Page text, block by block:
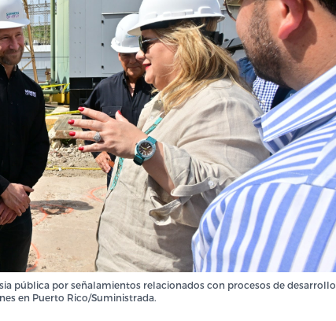
pública por señalamientos relacionados con procesos de desarrollo
en Puerto Rico/Suministrada.